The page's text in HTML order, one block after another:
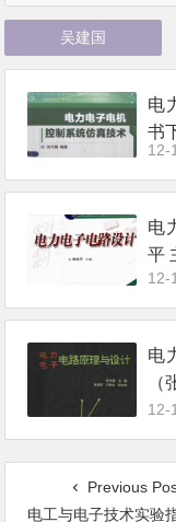
吴建国
电
书
12-
电
平
12-
电
（
12-
Previous
电工与电子技术实验指导书.pdf电子书下载 第二版 [李翠英 石岩 主